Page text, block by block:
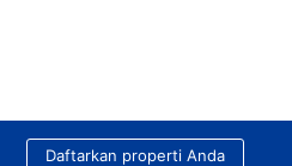
Daftarkan properti Anda